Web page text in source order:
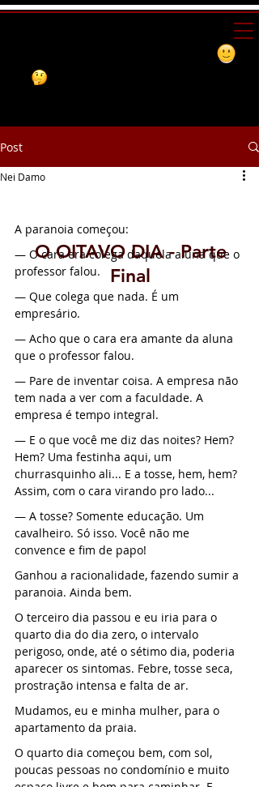
Post
Nei Damo
A paranoia começou:
— O cara era colega daquela aluna que o
professor falou.
— Que colega que nada. É um
empresário.
— Acho que o cara era amante da aluna
que o professor falou.
— Pare de inventar coisa. A empresa não
tem nada a ver com a faculdade. A
empresa é tempo integral.
— E o que você me diz das noites? Hem?
Hem? Uma festinha aqui, um
churrasquinho ali... E a tosse, hem, hem?
Assim, com o cara virando pro lado...
— A tosse? Somente educação. Um
cavalheiro. Só isso. Você não me
convence e fim de papo!
Ganhou a racionalidade, fazendo sumir a
paranoia. Ainda bem.
O terceiro dia passou e eu iria para o
quarto dia do dia zero, o intervalo
perigoso, onde, até o sétimo dia, poderia
aparecer os sintomas. Febre, tosse seca,
prostração intensa e falta de ar.
Mudamos, eu e minha mulher, para o
apartamento da praia.
O quarto dia começou bem, com sol,
poucas pessoas no condomínio e muito
O OITAVO DIA - Parte
Final